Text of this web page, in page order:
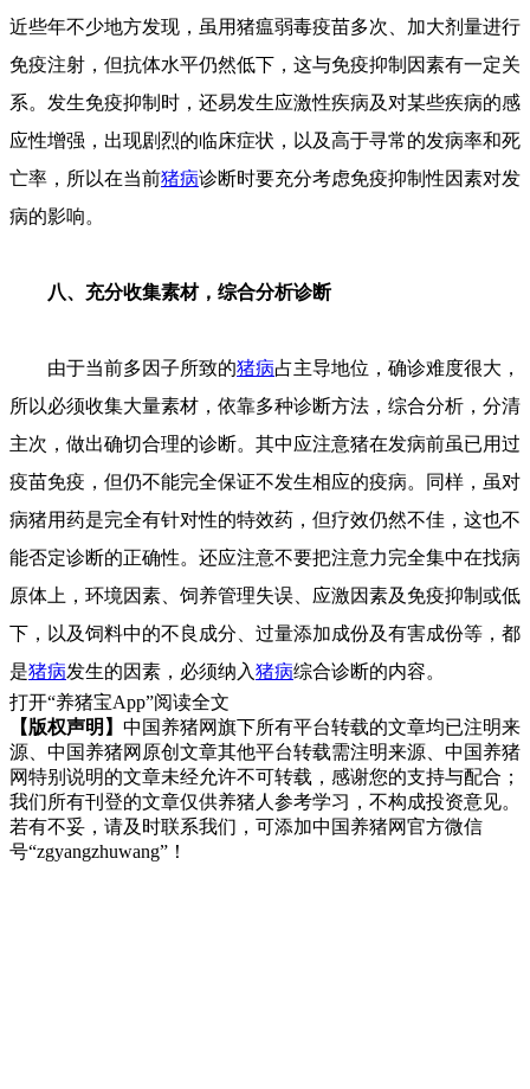
近些年不少地方发现，虽用猪瘟弱毒疫苗多次、加大剂量进行
免疫注射，但抗体水平仍然低下，这与免疫抑制因素有一定关
系。发生免疫抑制时，还易发生应激性疾病及对某些疾病的感
应性增强，出现剧烈的临床症状，以及高于寻常的发病率和死
亡率，所以在当前猪病诊断时要充分考虑免疫抑制性因素对发
病的影响。
八、充分收集素材，综合分析诊断
由于当前多因子所致的猪病占主导地位，确诊难度很大，
所以必须收集大量素材，依靠多种诊断方法，综合分析，分清
主次，做出确切合理的诊断。其中应注意猪在发病前虽已用过
疫苗免疫，但仍不能完全保证不发生相应的疫病。同样，虽对
病猪用药是完全有针对性的特效药，但疗效仍然不佳，这也不
能否定诊断的正确性。还应注意不要把注意力完全集中在找病
原体上，环境因素、饲养管理失误、应激因素及免疫抑制或低
下，以及饲料中的不良成分、过量添加成份及有害成份等，都
是猪病发生的因素，必须纳入猪病综合诊断的内容。
打开“养猪宝App”阅读全文
【版权声明】 中国养猪网旗下所有平台转载的文章均已注明来
源、中国养猪网原创文章其他平台转载需注明来源、中国养猪
网特别说明的文章未经允许不可转载，感谢您的支持与配合；
我们所有刊登的文章仅供养猪人参考学习，不构成投资意见。
若有不妥，请及时联系我们，可添加中国养猪网官方微信
号“zgyangzhuwang”！